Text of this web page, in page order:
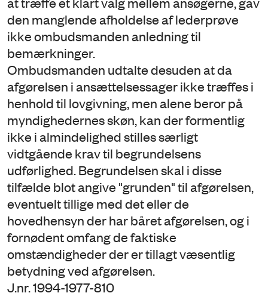
den manglende afholdelse af lederprøve
ikke ombudsmanden anledning til
bemærkninger.
Ombudsmanden udtalte desuden at da
afgørelsen i ansættelsessager ikke træffes i
henhold til lovgivning, men alene beror på
myndighedernes skøn, kan der formentlig
ikke i almindelighed stilles særligt
vidtgående krav til begrundelsens
udførlighed. Begrundelsen skal i disse
tilfælde blot angive "grunden" til afgørelsen,
eventuelt tillige med det eller de
hovedhensyn der har båret afgørelsen, og i
fornødent omfang de faktiske
omstændigheder der er tillagt væsentlig
betydning ved afgørelsen.
J.nr. 1994-1977-810